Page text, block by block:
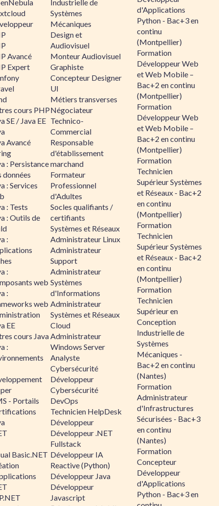
Avancé
Expert
cours PHP
SE / Java EE
Avancé
: Persistance
données
: Services
: Tests
: Outils de
:
:
web
:
web
EE
cours Java
:
- Portails
Basic.NET
Industrielle de
Systèmes
Mécaniques
Design et
Audiovisuel
Monteur Audiovisuel
Graphiste
Concepteur Designer
UI
Métiers transverses
Négociateur
Technico-
Commercial
Responsable
d'établissement
marchand
Formateur
Professionnel
d'Adultes
Socles qualifiants /
certifiants
Systèmes et Réseaux
Administrateur Linux
Administrateur
Support
Administrateur
Systèmes
d'Informations
Administrateur
Systèmes et Réseaux
Cloud
Administrateur
Windows Server
Analyste
Cybersécurité
Développeur
Cybersécurité
DevOps
Technicien HelpDesk
Développeur
Développeur .NET
Fullstack
Développeur IA
Reactive (Python)
Développeur Java
Développeur
Javascript
d'Applications
Python - Bac+3 en
continu
(Montpellier)
Formation
Développeur Web
et Web Mobile –
Bac+2 en continu
(Montpellier)
Formation
Développeur Web
et Web Mobile –
Bac+2 en continu
(Montpellier)
Formation
Technicien
Supérieur Systèmes
et Réseaux - Bac+2
en continu
(Montpellier)
Formation
Technicien
Supérieur Systèmes
et Réseaux - Bac+2
en continu
(Montpellier)
Formation
Technicien
Supérieur en
Conception
Industrielle de
Systèmes
Mécaniques -
Bac+2 en continu
(Nantes)
Formation
Administrateur
d'Infrastructures
Sécurisées - Bac+3
en continu
(Nantes)
Formation
Concepteur
Développeur
d'Applications
Python - Bac+3 en